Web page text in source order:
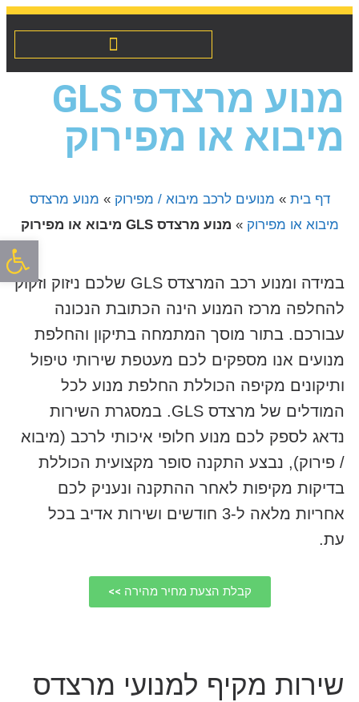
מנוע מרצדס GLS
מיבוא או מפירוק
דף בית» מנועים לרכב מיבוא / מפירוק» מנוע מרצדס
מיבוא או מפירוק» מנוע מרצדס GLS מיבוא או מפירוק
במידה ומנוע רכב המרצדס GLS שלכם ניזוק וזקוק
להחלפה מרכז המנוע הינה הכתובת הנכונה
עבורכם. בתור מוסך המתמחה בתיקון והחלפת
מנועים אנו מספקים לכם מעטפת שירותי טיפול
ותיקונים מקיפה הכוללת החלפת מנוע לכל
המודלים של מרצדס GLS. במסגרת השירות
נדאג לספק לכם מנוע חלופי איכותי לרכב (מיבוא
/ פירוק), נבצע התקנה סופר מקצועית הכוללת
בדיקות מקיפות לאחר ההתקנה ונעניק לכם
אחריות מלאה ל-3 חודשים ושירות אדיב בכל
עת.
קבלת הצעת מחיר מהירה >>
שירות מקיף למנועי מרצדס
פתח